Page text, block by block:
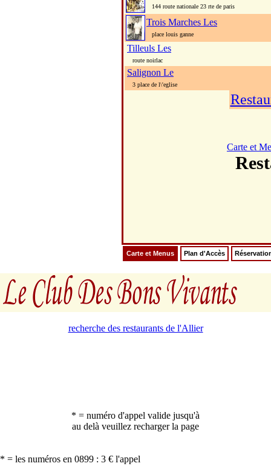
144 route nationale 23 rte de paris
Trois Marches Les
place louis ganne
Tilleuls Les
route noirlac
Salignon Le
3 place de l\'eglise
Carte et
Carte et Menus Plan d'Accès
recherche des restaurants de l'Allier
* = numéro d'appel valide jusqu'à
au delà veuillez recharger la page
* = les numéros en 0899 : 3 € l'appel